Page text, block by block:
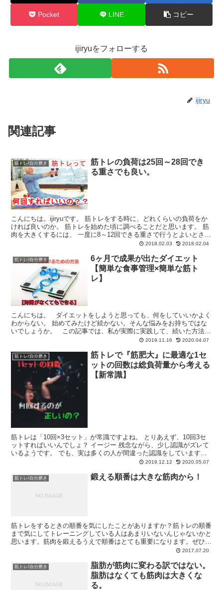
Pocket LINE コピー
ijiryuをフォローする
ijiryu
関連記事
筋トレ/自分磨き
筋トレの負荷は25回～28回でき
る重さでも良い。
こんにちは。ijiryuです。 筋トレをする時に、どれくらいの負荷をか
ければ良いのか。 筋トレを始めた頃に調べることだと思います。 筋
肉を大きくするには、 一度に8～12回できる重さで行うとよいとされ
ていますね。 ただ、これは中々の高負荷で... 2018.02.03 2018.02.04
筋トレ/自分磨き
6ヶ月で成果が出たダイエット
【簡単な食事管理×簡単な筋ト
レ】
こんにちは。 ダイエットをしようと思っても、何をしていいかよく
わからない。 始めてみたけど続かない。そんな悩みをお持ちではな
いでしょうか。 この記事では、私が実際に実践して、続いた方法を
紹介していきます。 内容としては、食事の見直し...
2019.11.16 2020.04.07
筋トレ/自分磨き
筋トレで『筋肥大』に最適な1セ
ットの回数は総負荷量から考える
【新常識】
筋トレは「10回×3セット」が常識ですよね。 とりあえず、10回3セ
ットすればいいんでしょ？ イージー 残念ながら、少し認識がズレて
いるようです。 でも、実は多くの人が間違った認識をしています。
イージー 回数とセット数はあくまでも目安です...2019.12.12 2020.05.07
筋トレ/自分磨き 鍛える順番は大きな筋肉から！
筋トレをするときの順番を気にしたことがありますか？筋トレの順番
まで気にしてトレーニングしている人はあまりいないんじゃないかと
思います。筋肉を鍛えるうえで順番はとても重要になります。ぜひ意
識して取り組んでもらいたいと思います。鍛える順番は大き...2017.07.20
筋トレ/自分磨き
脂肪が筋肉に変わる訳ではない。
脂肪はなくても筋肉は大きくな
る。